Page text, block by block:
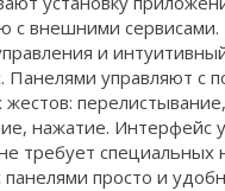
с внешними сервисами.
и
Панелями управляют с
перелистывание,
нажатие. Интерфейс
требует специальных
панелями просто и